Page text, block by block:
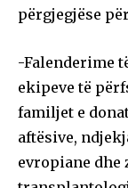
përgjegjëse
-Falenderime
ekipeve të
familjet e
aftësive,
evropiane dhe